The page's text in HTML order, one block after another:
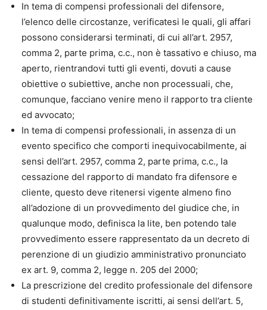
In tema di compensi professionali del difensore,
l’elenco delle circostanze, verificatesi le quali, gli affari
possono considerarsi terminati, di cui all’art. 2957,
comma 2, parte prima, c.c., non è tassativo e chiuso, ma
aperto, rientrandovi tutti gli eventi, dovuti a cause
obiettive o subiettive, anche non processuali, che,
comunque, facciano venire meno il rapporto tra cliente
ed avvocato;
In tema di compensi professionali, in assenza di un
evento specifico che comporti inequivocabilmente, ai
sensi dell’art. 2957, comma 2, parte prima, c.c., la
cessazione del rapporto di mandato fra difensore e
cliente, questo deve ritenersi vigente almeno fino
all’adozione di un provvedimento del giudice che, in
qualunque modo, definisca la lite, ben potendo tale
provvedimento essere rappresentato da un decreto di
perenzione di un giudizio amministrativo pronunciato
ex art. 9, comma 2, legge n. 205 del 2000;
La prescrizione del credito professionale del difensore
di studenti definitivamente iscritti, ai sensi dell’art. 5,